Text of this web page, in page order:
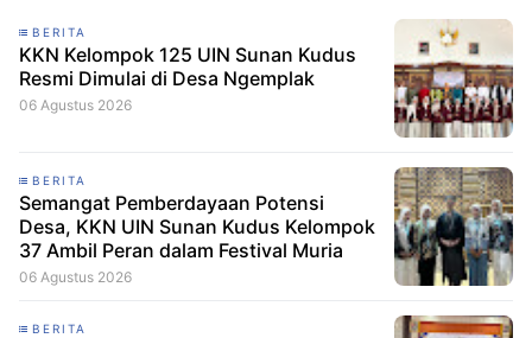
BERITA
KKN Kelompok 125 UIN Sunan Kudus
Resmi Dimulai di Desa Ngemplak
06 Agustus 2026
BERITA
Semangat Pemberdayaan Potensi
Desa, KKN UIN Sunan Kudus Kelompok
37 Ambil Peran dalam Festival Muria
06 Agustus 2026
BERITA